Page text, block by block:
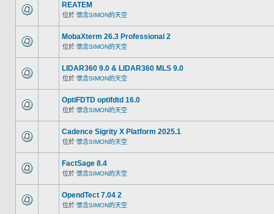
REATEM
位於 懷念SIMON的天空
MobaXterm 26.3 Professional 2
位於 懷念SIMON的天空
LIDAR360 9.0 & LIDAR360 MLS 9.0
位於 懷念SIMON的天空
OptiFDTD optifdtd 16.0
位於 懷念SIMON的天空
Cadence Sigrity X Platform 2025.1
位於 懷念SIMON的天空
FactSage 8.4
位於 懷念SIMON的天空
OpendTect 7.04 2
位於 懷念SIMON的天空